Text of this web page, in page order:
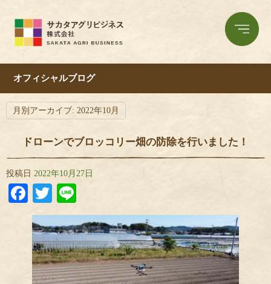
オフィシャルブログ
月別アーカイブ: 2022年10月
ドローンでブロッコリー畑の防除を行いました！
投稿日 2022年10月27日
Facebook
Twitter